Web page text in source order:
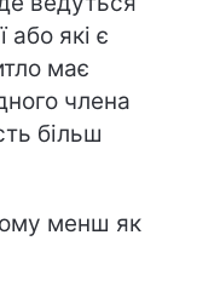
або які є
має
члена
більш
менш як